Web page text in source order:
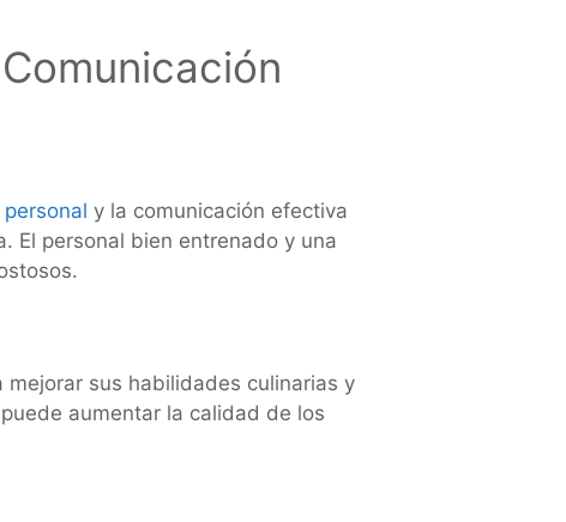
y la comunicación efectiva
El personal bien entrenado y una
sus habilidades culinarias y
aumentar la calidad de los